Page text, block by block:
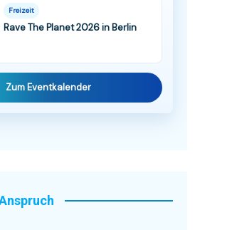
Freizeit
Rave The Planet 2026 in Berlin
Zum Eventkalender